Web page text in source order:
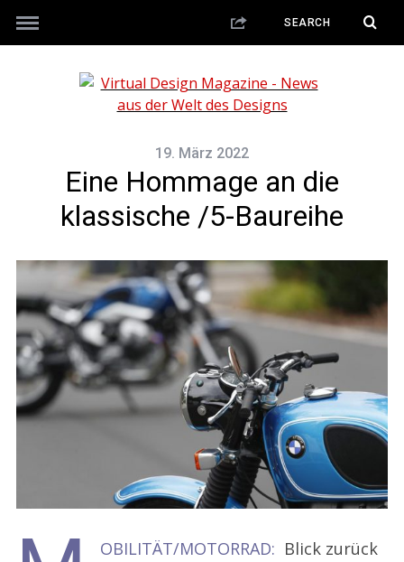
19. März 2022
Eine Hommage an die
klassische /5-Baureihe
OBILITÄT/MOTORRAD: Blick zurück